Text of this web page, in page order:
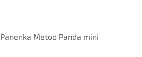
Panenka Metoo Panda mini